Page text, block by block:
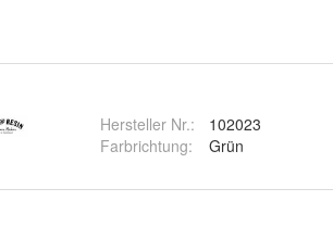
Hersteller Nr.:
102023
Farbrichtung: Grün